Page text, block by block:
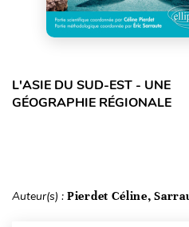
L'ASIE DU SUD-EST - UNE
GÉOGRAPHIE RÉGIONALE
Auteur(s) : Pierdet Céline,